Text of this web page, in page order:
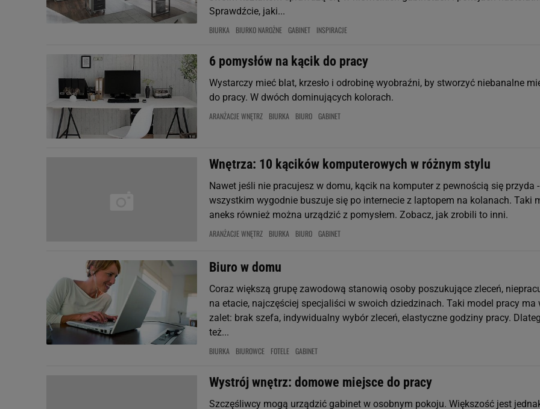
Sprawdźcie, jaki...
BIURKA BIURKO NAROŻNE GABINET INSPIRACJE
6 pomysłów na kącik do pracy
Wystarczy mieć blat, krzesło i odrobinę wyobraźni, by stworzyć niebanalne
do pracy. W dwóch dominujących kolorach.
ARANŻACJE WNĘTRZ BIURKA BIURO GABINET
Wnętrza: 10 kącików komputerowych w różnym stylu
Nawet jeśli nie pracujesz w domu, kącik na komputer z pewnością się przyda
wszystkim wygodnie buszuje się po internecie z laptopem na kolanach. Taki
aneks również można urządzić z pomysłem. Zobacz, jak zrobili to inni.
ARANŻACJE WNĘTRZ BIURKA BIURO GABINET
Biuro w domu
Coraz większą grupę zawodową stanowią osoby poszukujące zleceń,
na etacie, najczęściej specjaliści w swoich dziedzinach. Taki model pracy ma
zalet: brak szefa, indywidualny wybór zleceń, elastyczne godziny pracy.
też...
BIURKA BIUROWCE FOTELE GABINET
Wystrój wnętrz: domowe miejsce do pracy
Szczęśliwcy mogą urządzić gabinet w osobnym pokoju. Większość jest